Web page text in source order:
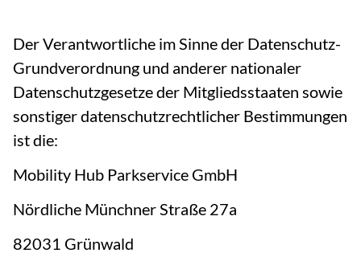
Der Verantwortliche im Sinne der Datenschutz-
Grundverordnung und anderer nationaler
Datenschutzgesetze der Mitgliedsstaaten sowie
sonstiger datenschutzrechtlicher Bestimmungen
ist die:
Mobility Hub Parkservice GmbH
Nördliche Münchner Straße 27a
82031 Grünwald